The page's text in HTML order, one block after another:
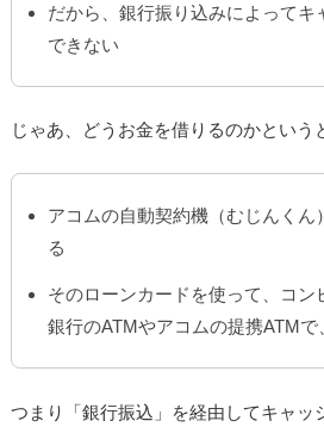
だから、銀行振り込みによってキ
できない
じゃあ、どうお金を借りるのかという
アコムの自動契約機（むじんくん
る
そのローンカードを使って、コン
銀行のATMやアコムの提携ATM
つまり「銀行振込」を経由してキャッ